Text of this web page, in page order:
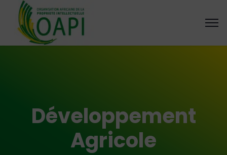
Développement
Agricole